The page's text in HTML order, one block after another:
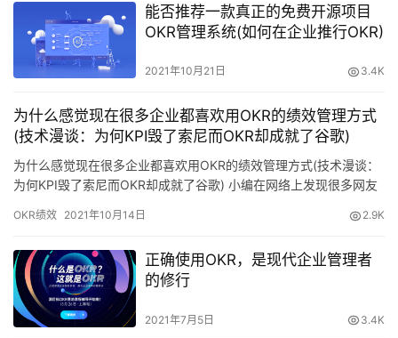
的同时，也会引发我们的思考，人工智能是否真的会冲…
能否推荐一款真正的免费开源项目
OKR管理系统(如何在企业推行OKR)
2021年10月21日 3.4K
为什么感觉现在很多企业都喜欢用OKR的绩效管理方式
(技术漫谈：为何KPI毁了索尼而OKR却成就了谷歌)
为什么感觉现在很多企业都喜欢用OKR的绩效管理方式(技术漫谈：
为何KPI毁了索尼而OKR却成就了谷歌) 小编在网络上发现很多网友
谈：为何KPI毁了索尼而OKR却成就了谷歌)有些疑问，都想要了解
说明第一部分:OKR的实施流程？ 第二部分:O…
OKR绩效 2021年10月14日 2.9K
正确使用OKR，是现代企业管理者
的修行
2021年7月5日 3.4K